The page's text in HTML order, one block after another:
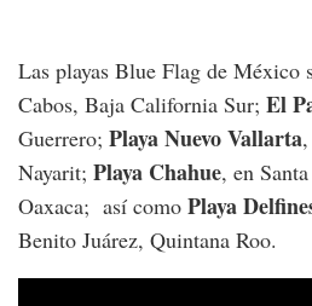
Las playas Blue Flag de México
Cabos, Baja California Sur; El
Guerrero; Playa Nuevo Vallarta
Nayarit; Playa Chahue, en
Oaxaca; así como Playa
Benito Juárez, Quintana Roo.